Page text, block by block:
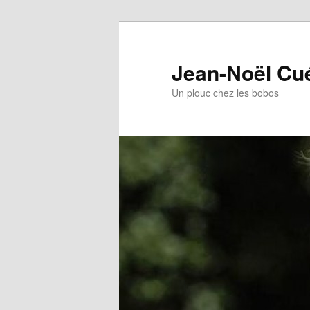
Jean-Noël
Un plouc chez les bobos